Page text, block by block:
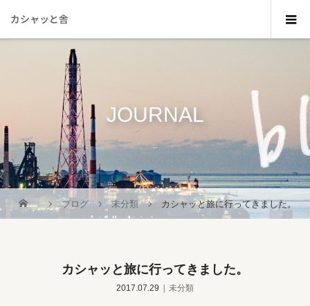
カシャッと舎
JOURNAL
_
ブログ 未分類 カシャッと旅に行ってきました。
カシャッと旅に行ってきました。
2017.07.29 未分類